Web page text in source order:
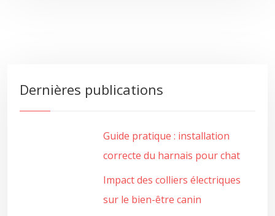
Dernières publications
Guide pratique : installation
correcte du harnais pour chat
Impact des colliers électriques
sur le bien-être canin